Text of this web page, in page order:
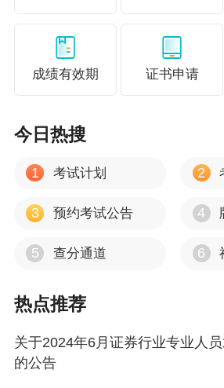
成绩有效期 证书申请
今日热搜
1 考试计划 2
3 预约考试公告 4
5 查分通道 6
热点推荐
关于2024年6月证券行业专业人
的公告